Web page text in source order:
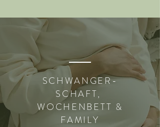
SCHWANGER-
SCHAFT,
WOCHENBETT &
FAMILY